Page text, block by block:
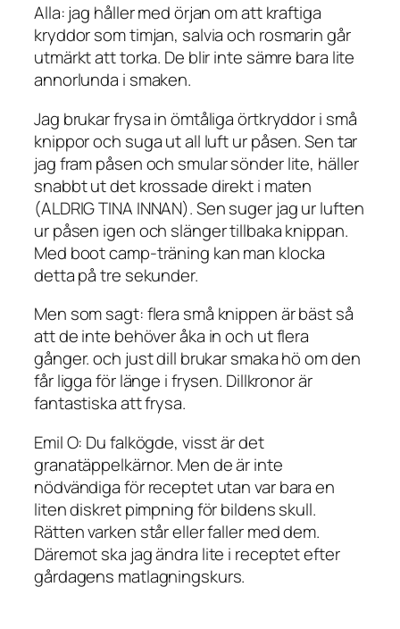
Alla: jag håller med örjan om att kraftiga
kryddor som timjan, salvia och rosmarin går
utmärkt att torka. De blir inte sämre bara lite
annorlunda i smaken.
Jag brukar frysa in ömtåliga örtkryddor i små
knippor och suga ut all luft ur påsen. Sen tar
jag fram påsen och smular sönder lite, häller
snabbt ut det krossade direkt i maten
(ALDRIG TINA INNAN). Sen suger jag ur luften
ur påsen igen och slänger tillbaka knippan.
Med boot camp-träning kan man klocka
detta på tre sekunder.
Men som sagt: flera små knippen är bäst så
att de inte behöver åka in och ut flera
gånger. och just dill brukar smaka hö om den
får ligga för länge i frysen. Dillkronor är
fantastiska att frysa.
Emil O: Du falkögde, visst är det
granatäppelkärnor. Men de är inte
nödvändiga för receptet utan var bara en
liten diskret pimpning för bildens skull.
Rätten varken står eller faller med dem.
Däremot ska jag ändra lite i receptet efter
gårdagens matlagningskurs.